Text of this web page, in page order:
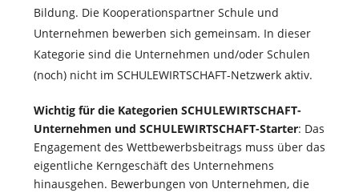
Bildung. Die Kooperationspartner Schule und
Unternehmen bewerben sich gemeinsam. In dieser
Kategorie sind die Unternehmen und/oder Schulen
(noch) nicht im SCHULEWIRTSCHAFT-Netzwerk aktiv.
Wichtig für die Kategorien SCHULEWIRTSCHAFT-
Unternehmen und SCHULEWIRTSCHAFT-Starter: Das
Engagement des Wettbewerbsbeitrags muss über das
eigentliche Kerngeschäft des Unternehmens
hinausgehen. Bewerbungen von Unternehmen, die